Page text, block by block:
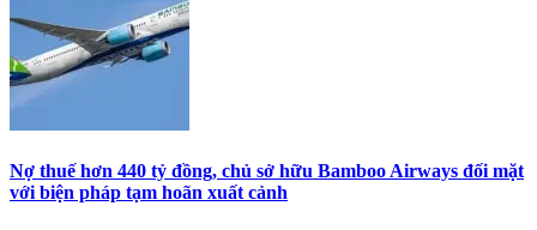
Nợ thuế hơn 440 tỷ đồng, chủ sở hữu Bamboo Airways đối mặt
với biện pháp tạm hoãn xuất cảnh